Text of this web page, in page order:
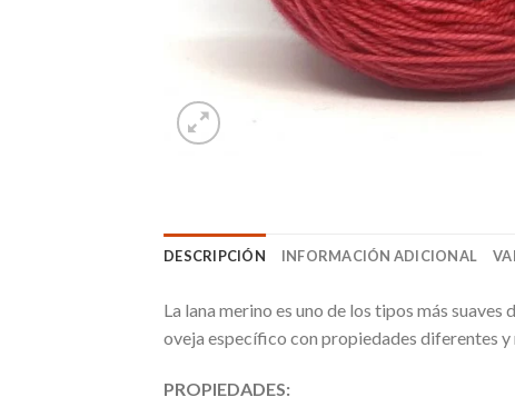
DESCRIPCIÓN INFORMACIÓN ADICIONAL
La lana merino es uno de los tipos más
oveja específico con propiedades diferentes
PROPIEDADES: